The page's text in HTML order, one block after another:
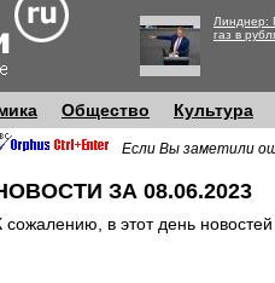
Линднер:
газ в
Общество Культура
Если Вы заметили
ЗА 08.06.2023
сожалению, в этот день